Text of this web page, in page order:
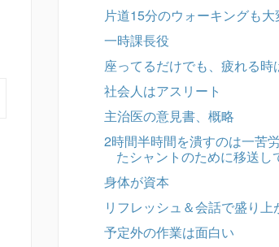
片道15分のウォーキングも大
一時課長役
座ってるだけでも、疲れる時
社会人はアスリート
主治医の意見書、概略
2時間半時間を潰すのは一
たシャントのために移送し
身体が資本
リフレッシュ＆会話で盛り上
予定外の作業は面白い